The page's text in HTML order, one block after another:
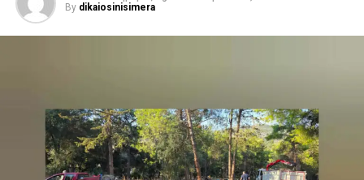
By dikaiosinisimera